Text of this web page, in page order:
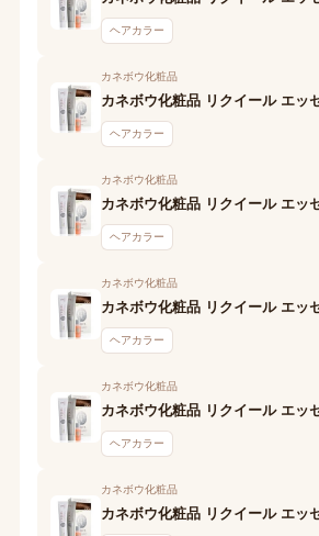
ヘアカラー
カネボウ化粧品
ヘアカラー
カネボウ化粧品
ヘアカラー
カネボウ化粧品
ヘアカラー
カネボウ化粧品
ヘアカラー
カネボウ化粧品